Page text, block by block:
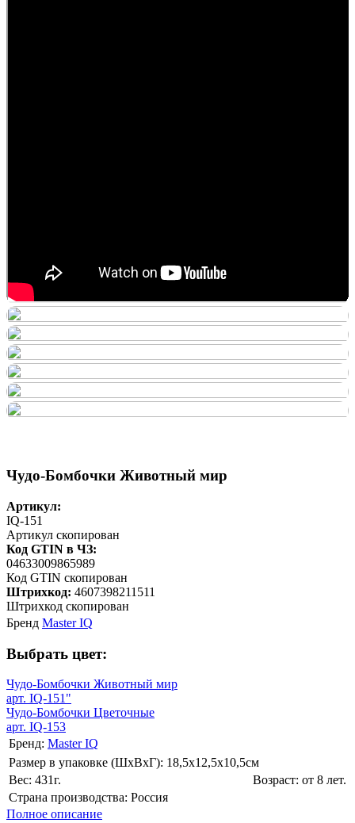
Чудо-Бомбочки Животный мир
Артикул:
IQ-151
Артикул скопирован
Код GTIN в ЧЗ:
04633009865989
Код GTIN скопирован
Штрихкод: 4607398211511
Штрихкод скопирован
Бренд Master IQ
Выбрать цвет:
Чудо-Бомбочки Животный мир
арт. IQ-151"
Чудо-Бомбочки Цветочные
арт. IQ-153
Бренд: Master IQ
Размер в упаковке (ШхВxГ): 18,5х12,5х10,5cм
Вес: 431г.
Возраст: от 8 лет.
Страна производства: Россия
Полное описание